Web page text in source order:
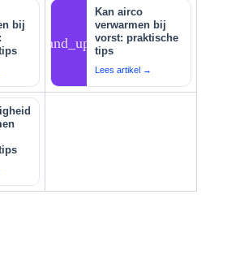
bij
tips_and_updates
Kan airco
verwarmen bij
vorst: praktische
tips
Lees artikel →